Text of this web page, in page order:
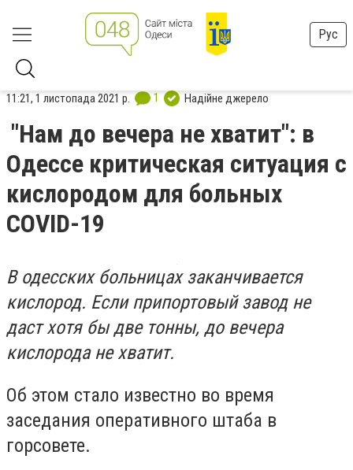
Рус
11:21, 1 листопада 2021 р. 1 Надійне джерело
"Нам до вечера не хватит": в
Одессе критическая ситуация с
кислородом для больных
COVID-19
В одесских больницах заканчивается
кислород. Если припортовый завод не
даст хотя бы две тонны, до вечера
кислорода не хватит.
Об этом стало известно во время
заседания оперативного штаба в
горсовете.